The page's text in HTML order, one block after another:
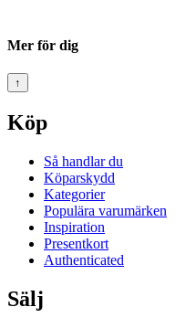
Mer för dig
↑
Köp
Så handlar du
Köparskydd
Kategorier
Populära varumärken
Inspiration
Presentkort
Authenticated
Sälj